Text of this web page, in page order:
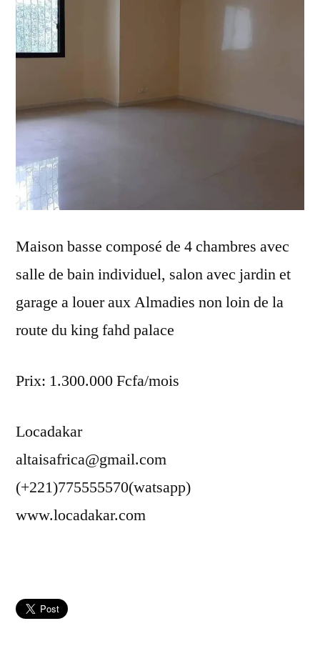
Maison basse composé de 4 chambres avec
salle de bain individuel, salon avec jardin et
garage a louer aux Almadies non loin de la
route du king fahd palace
Prix: 1.300.000 Fcfa/mois
Locadakar
altaisafrica@gmail.com
(+221)775555570(watsapp)
www.locadakar.com